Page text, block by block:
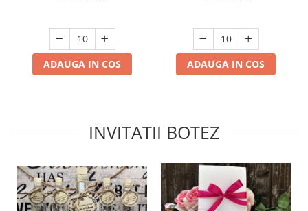
ADAUGA IN COS ADAUGA IN COS
INVITATII BOTEZ